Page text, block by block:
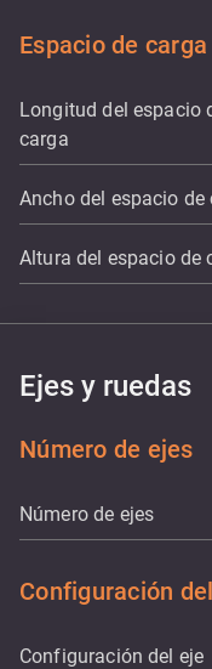
Espacio de carga
Longitud del espacio
carga
Ancho del espacio de
Altura del espacio de
Ejes y ruedas
Número de ejes
Número de ejes
Configuración
Configuración del eje